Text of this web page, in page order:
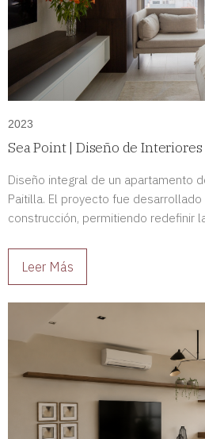
2023
Sea Point | Diseño de
Diseño integral de un apartamento
Paitilla. El proyecto fue
construcción, permitiendo redefinir
Leer Más